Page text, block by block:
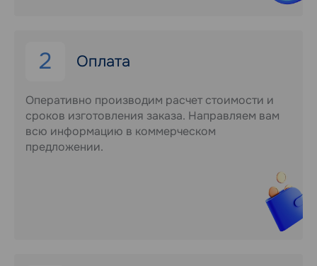
2 Оплата
Оперативно производим расчет стоимости и
сроков изготовления заказа. Направляем вам
всю информацию в коммерческом
предложении.